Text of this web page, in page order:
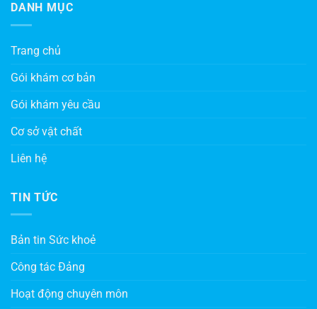
DANH MỤC
Trang chủ
Gói khám cơ bản
Gói khám yêu cầu
Cơ sở vật chất
Liên hệ
TIN TỨC
Bản tin Sức khoẻ
Công tác Đảng
Hoạt động chuyên môn